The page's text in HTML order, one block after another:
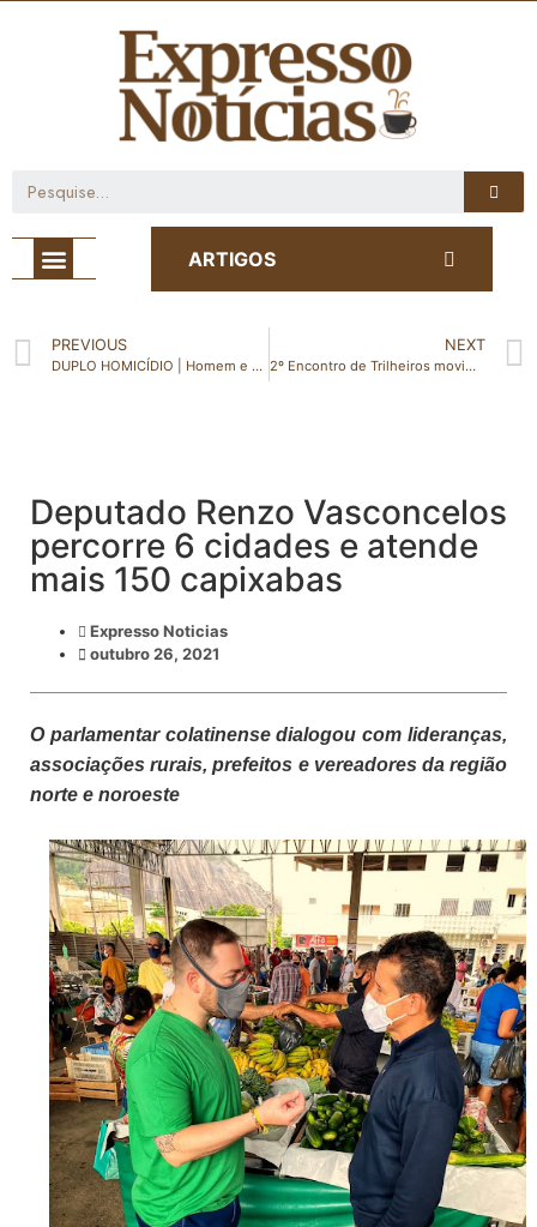
ARTIGOS
PREVIOUS
DUPLO HOMICÍDIO | Homem e mulher são mortos a tiros dentro de casa em Águia Branca
NEXT
2º Encontro de Trilheiros movimenta Vila Valério
Deputado Renzo Vasconcelos
percorre 6 cidades e atende
mais 150 capixabas
Expresso Noticias
outubro 26, 2021
O parlamentar colatinense dialogou com lideranças,
associações rurais, prefeitos e vereadores da região
norte e noroeste